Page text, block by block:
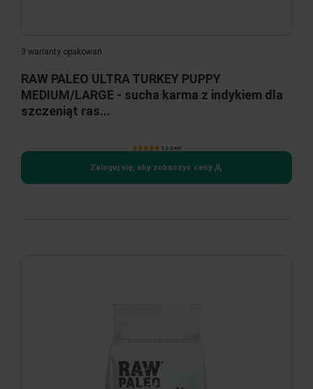
3 warianty opakowań
RAW PALEO ULTRA TURKEY PUPPY
MEDIUM/LARGE - sucha karma z indykiem dla
szczeniąt ras...
5.0 (244)
Zaloguj się, aby zobaczyć ceny